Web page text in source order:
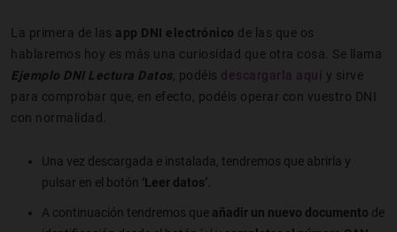
La primera de las app DNI electrónico de las que os
hablaremos hoy es más una curiosidad que otra cosa. Se llama
Ejemplo DNI Lectura Datos, podéis descargarla aquí y sirve
para comprobar que, en efecto, podéis operar con vuestro DNI
con normalidad.
Una vez descargada e instalada, tendremos que abrirla y
pulsar en el botón ‘Leer datos’
A continuación tendremos que añadir un nuevo documento de